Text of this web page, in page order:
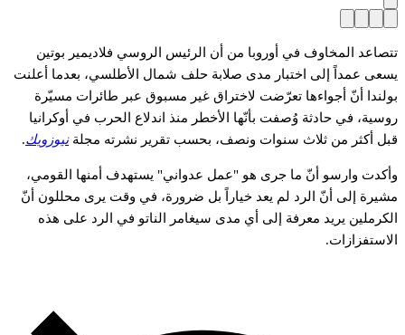
تتصاعد المخاوف في أوروبا من أن الرئيس الروسي فلاديمير بوتين
يسعى عمداً إلى اختبار مدى صلابة حلف شمال الأطلسي، بعدما أعلنت
بولندا أنّ أجواءها تعرّضت لاختراق غير مسبوق عبر طائرات مسيّرة
روسية، في حادثة وُصفت بأنّها الأخطر منذ اندلاع الحرب في أوكرانيا
قبل أكثر من ثلاث سنوات ونصف، بحسب تقرير نشرته مجلةنيوزويك.
وأكدت وارسو أنّ ما جرى هو "عمل عدواني" يستهدف أمنها القومي،
مشيرة إلى أنّ الرد لم يعد خياراً بل ضرورة، في وقت يرى محللون أنّ
الكرملين يريد معرفة إلى أي مدى سيغامر الناتو في الرد على هذه
الاستفزازات.